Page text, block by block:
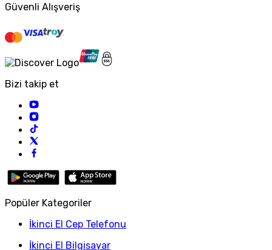
Güvenli Alışveriş
Bizi takip et
Popüler Kategoriler
İkinci El Cep Telefonu
İkinci El Bilgisayar